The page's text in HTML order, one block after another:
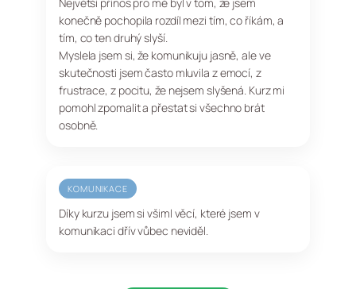
konečně pochopila rozdíl mezi tím, co říkám, a
tím, co ten druhý slyší.
Myslela jsem si, že komunikuju jasně, ale ve
skutečnosti jsem často mluvila z emocí, z
frustrace, z pocitu, že nejsem slyšená. Kurz mi
pomohl zpomalit a přestat si všechno brát
osobně.
KOMUNIKACE
Díky kurzu jsem si všiml věcí, které jsem v
komunikaci dřív vůbec neviděl.